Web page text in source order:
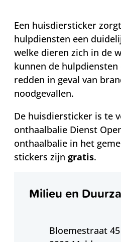
Een huisdiersticker
hulpdiensten een
welke dieren zich in de
kunnen de
redden in geval van
noodgevallen.
De huisdiersticker is te
onthaalbalie Dienst
onthaalbalie in het
stickers zijn gratis.
Milieu en
AdresBloemestraat 45